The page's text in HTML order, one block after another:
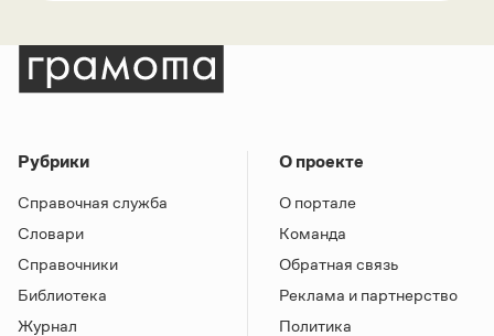
Рубрики
Справочная служба
Словари
Справочники
Библиотека
Журнал
О проекте
О портале
Команда
Обратная связь
Реклама и партнерство
Политика